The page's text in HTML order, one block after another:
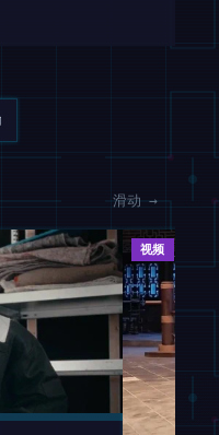
滑动 →
视频